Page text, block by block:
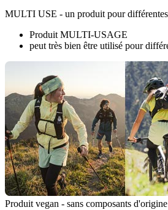
MULTI USE - un produit pour
Produit MULTI-USAGE
peut très bien être utilisé pour
Produit vegan - sans composants